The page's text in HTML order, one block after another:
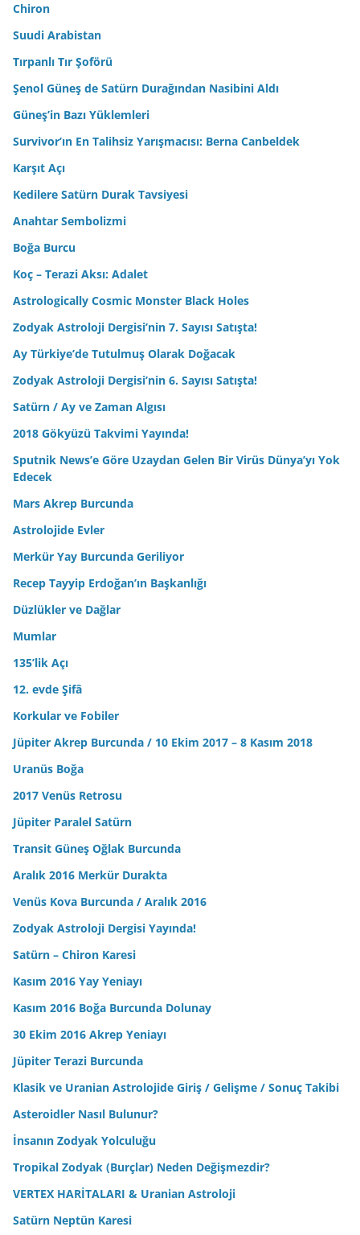
Chiron
Suudi Arabistan
Tırpanlı Tır Şoförü
Şenol Güneş de Satürn Durağından Nasibini Aldı
Güneş’in Bazı Yüklemleri
Survivor’ın En Talihsiz Yarışmacısı: Berna Canbeldek
Karşıt Açı
Kedilere Satürn Durak Tavsiyesi
Anahtar Sembolizmi
Boğa Burcu
Koç – Terazi Aksı: Adalet
Astrologically Cosmic Monster Black Holes
Zodyak Astroloji Dergisi’nin 7. Sayısı Satışta!
Ay Türkiye’de Tutulmuş Olarak Doğacak
Zodyak Astroloji Dergisi’nin 6. Sayısı Satışta!
Satürn / Ay ve Zaman Algısı
2018 Gökyüzü Takvimi Yayında!
Sputnik News’e Göre Uzaydan Gelen Bir Virüs Dünya’yı Yok
Edecek
Mars Akrep Burcunda
Astrolojide Evler
Merkür Yay Burcunda Geriliyor
Recep Tayyip Erdoğan’ın Başkanlığı
Düzlükler ve Dağlar
Mumlar
135’lik Açı
12. evde Şifâ
Korkular ve Fobiler
Jüpiter Akrep Burcunda / 10 Ekim 2017 – 8 Kasım 2018
Uranüs Boğa
2017 Venüs Retrosu
Jüpiter Paralel Satürn
Transit Güneş Oğlak Burcunda
Aralık 2016 Merkür Durakta
Venüs Kova Burcunda / Aralık 2016
Zodyak Astroloji Dergisi Yayında!
Satürn – Chiron Karesi
Kasım 2016 Yay Yeniayı
Kasım 2016 Boğa Burcunda Dolunay
30 Ekim 2016 Akrep Yeniayı
Jüpiter Terazi Burcunda
Klasik ve Uranian Astrolojide Giriş / Gelişme / Sonuç Takibi
Asteroidler Nasıl Bulunur?
İnsanın Zodyak Yolculuğu
Tropikal Zodyak (Burçlar) Neden Değişmezdir?
VERTEX HARİTALARI & Uranian Astroloji
Satürn Neptün Karesi